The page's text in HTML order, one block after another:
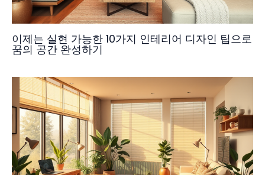
이제는 실현 가능한 10가지 인테리어 디자인 팁으로
꿈의 공간 완성하기